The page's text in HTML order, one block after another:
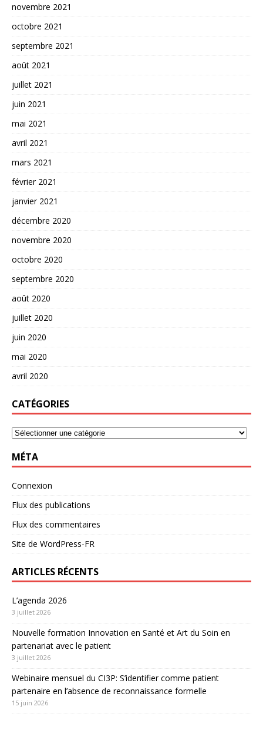
novembre 2021
octobre 2021
septembre 2021
août 2021
juillet 2021
juin 2021
mai 2021
avril 2021
mars 2021
février 2021
janvier 2021
décembre 2020
novembre 2020
octobre 2020
septembre 2020
août 2020
juillet 2020
juin 2020
mai 2020
avril 2020
CATÉGORIES
MÉTA
Connexion
Flux des publications
Flux des commentaires
Site de WordPress-FR
ARTICLES RÉCENTS
L’agenda 2026
3 juillet 2026
Nouvelle formation Innovation en Santé et Art du Soin en
partenariat avec le patient
3 juillet 2026
Webinaire mensuel du CI3P: S’identifier comme patient
partenaire en l’absence de reconnaissance formelle
15 juin 2026